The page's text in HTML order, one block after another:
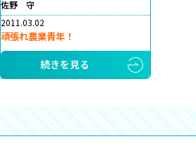
佐野 守
2011.03.02
頑張れ農業青年！
続きを見る